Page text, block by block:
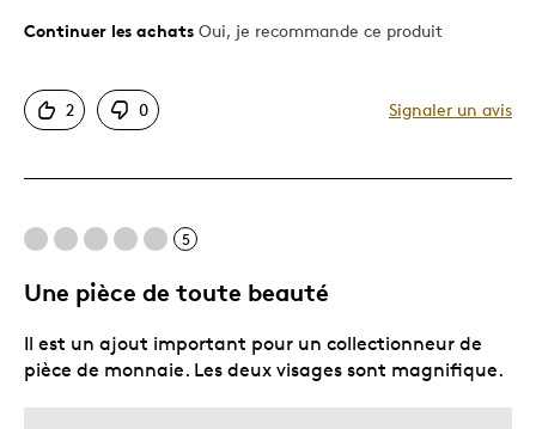
Le pour
Très bonne qualité
Sens
Décrivez-vous Guidé par la qualité
Continuer les achats Oui, je recommande ce produit
2 0 Signaler un avis
5
Une pièce de toute beauté
Il est un ajout important pour un collectionneur de
pièce de monnaie. Les deux visages sont magnifique.